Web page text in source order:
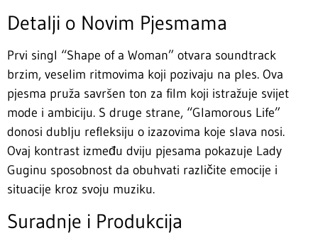
Detalji o Novim Pjesmama
Prvi singl “Shape of a Woman” otvara soundtrack
brzim, veselim ritmovima koji pozivaju na ples. Ova
pjesma pruža savršen ton za film koji istražuje svijet
mode i ambiciju. S druge strane, “Glamorous Life”
donosi dublju refleksiju o izazovima koje slava nosi.
Ovaj kontrast između dviju pjesama pokazuje Lady
Guginu sposobnost da obuhvati različite emocije i
situacije kroz svoju muziku.
Suradnje i Produkcija